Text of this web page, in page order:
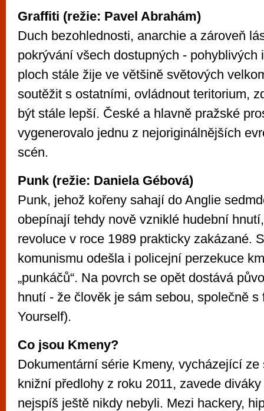
Graffiti (režie: Pavel Abrahám)
Duch bezohlednosti, anarchie a zároveň
pokrývání všech dostupných - pohyblivých
ploch stále žije ve většině světových
soutěžit s ostatními, ovládnout teritorium,
být stále lepší. České a hlavně pražské
vygenerovalo jednu z nejoriginálnějších
scén.
Punk (režie: Daniela Gébová)
Punk, jehož kořeny sahají do Anglie
obepínají tehdy nově vzniklé hudební
revoluce v roce 1989 prakticky zakázané.
komunismu odešla i policejní perzekuce
„punkáčů“. Na povrch se opět dostává
hnutí - že člověk je sám sebou, společně
Yourself).
Co jsou Kmeny?
Dokumentární série Kmeny, vycházející ze
knižní předlohy z roku 2011, zavede
nejspíš ještě nikdy nebyli. Mezi hackery,